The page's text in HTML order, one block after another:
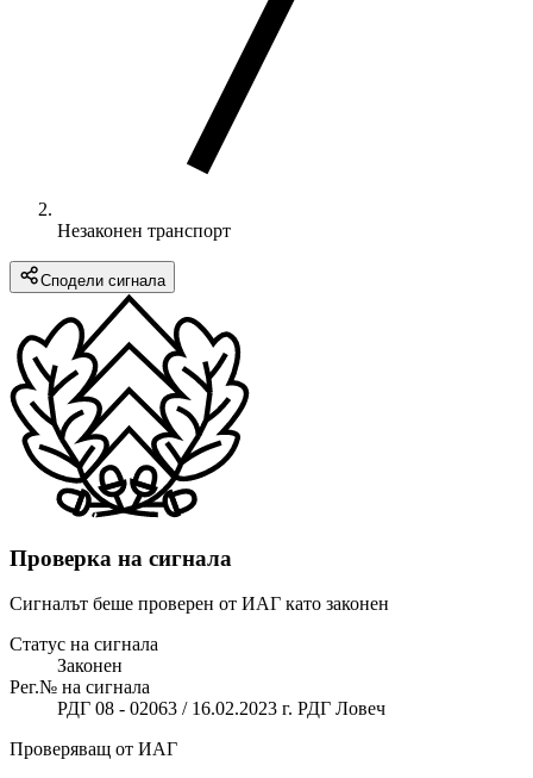
Незаконен транспорт
Сподели сигнала
Проверка на сигнала
Сигналът беше проверен от ИАГ като законен
Статус на сигнала
Законен
Рег.№ на сигнала
РДГ 08 - 02063 / 16.02.2023 г. РДГ Ловеч
Проверяващ от ИАГ